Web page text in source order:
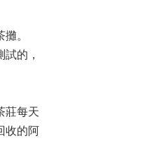
。
的，
莊每天
收的阿